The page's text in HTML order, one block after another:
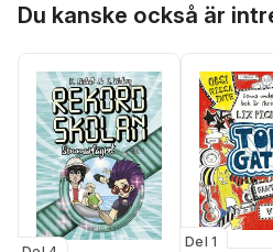
Du kanske också är
Del 1